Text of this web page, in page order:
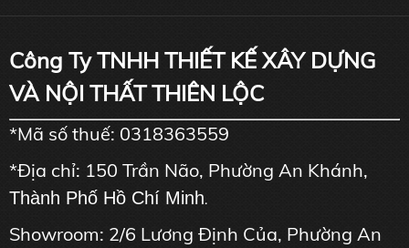
Công Ty TNHH THIẾT KẾ XÂY DỰNG
VÀ NỘI THẤT THIÊN LỘC
*Mã số thuế: 0318363559
*Địa chỉ: 150 Trần Não, Phường An Khánh,
Thành Phố Hồ Chí Minh.
Showroom: 2/6 Lương Định Của, Phường An